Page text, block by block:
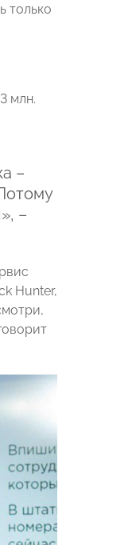
только
млн.
–
–
Hunter,